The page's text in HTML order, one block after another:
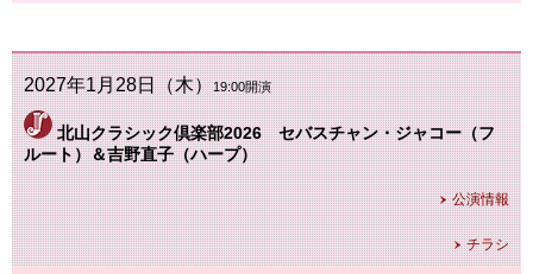
2027年1月28日（木）19:00開演
北山クラシック倶楽部2026 セバスチャン・ジャコー（フ
ルート）＆吉野直子（ハープ）
公演情報
チラシ